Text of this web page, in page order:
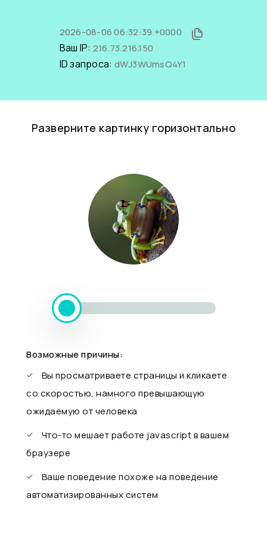
2026-08-06 06:32:39 +0000
Ваш IP: 216.73.216.150
ID запроса: dWJ3WUmsQ4Y1
Разверните картинку горизонтально
Возможные причины:
Вы просматриваете страницы и кликаете
со скоростью, намного превышающую
ожидаемую от человека
Что-то мешает работе javascript в вашем
браузере
Ваше поведение похоже на поведение
автоматизированных систем